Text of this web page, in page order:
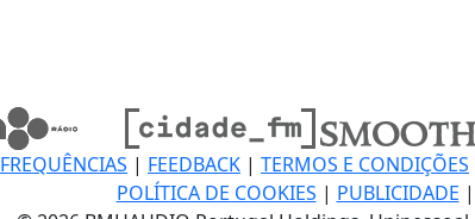
FREQUÊNCIAS | FEEDBACK | TERMOS E CONDIÇÕES
POLÍTICA DE COOKIES | PUBLICIDADE |